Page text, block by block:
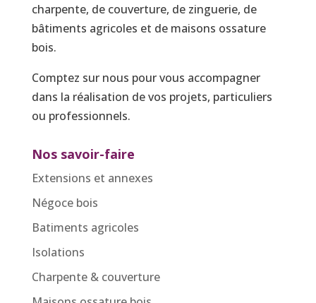
charpente, de couverture, de zinguerie, de
bâtiments agricoles et de maisons ossature
bois.
Comptez sur nous pour vous accompagner
dans la réalisation de vos projets, particuliers
ou professionnels.
Nos savoir-faire
Extensions et annexes
Négoce bois
Batiments agricoles
Isolations
Charpente & couverture